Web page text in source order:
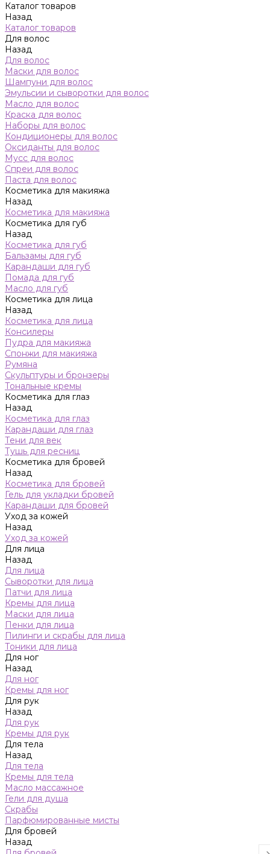
Каталог товаров
Назад
Каталог товаров
Для волос
Назад
Для волос
Маски для волос
Шампуни для волос
Эмульсии и сыворотки для волос
Масло для волос
Краска для волос
Наборы для волос
Кондиционеры для волос
Оксиданты для волос
Мусс для волос
Спреи для волос
Паста для волос
Косметика для макияжа
Назад
Косметика для макияжа
Косметика для губ
Назад
Косметика для губ
Бальзамы для губ
Карандаши для губ
Помада для губ
Масло для губ
Косметика для лица
Назад
Косметика для лица
Консилеры
Пудра для макияжа
Спонжи для макияжа
Румяна
Скульптуры и бронзеры
Тональные кремы
Косметика для глаз
Назад
Косметика для глаз
Карандаши для глаз
Тени для век
Тушь для ресниц
Косметика для бровей
Назад
Косметика для бровей
Гель для укладки бровей
Карандаши для бровей
Уход за кожей
Назад
Уход за кожей
Для лица
Назад
Для лица
Сыворотки для лица
Патчи для лица
Кремы для лица
Маски для лица
Пенки для лица
Пилинги и скрабы для лица
Тоники для лица
Для ног
Назад
Для ног
Кремы для ног
Для рук
Назад
Для рук
Кремы для рук
Для тела
Назад
Для тела
Кремы для тела
Масло массажное
Гели для душа
Скрабы
Парфюмированные мисты
Для бровей
Назад